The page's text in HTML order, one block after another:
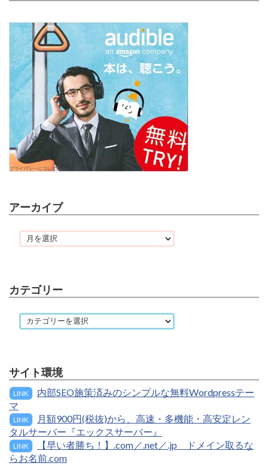
アーカイブ
カテゴリー
サイト環境
LINK
内部SEO施策済みのシンプルな無料Wordpressテー
マ
LINK
月額900円(税抜)から、高速・多機能・高安定レン
タルサーバー『エックスサーバー』
LINK
【早い者勝ち！】.com／.net／.jp ドメイン取るな
らお名前.com